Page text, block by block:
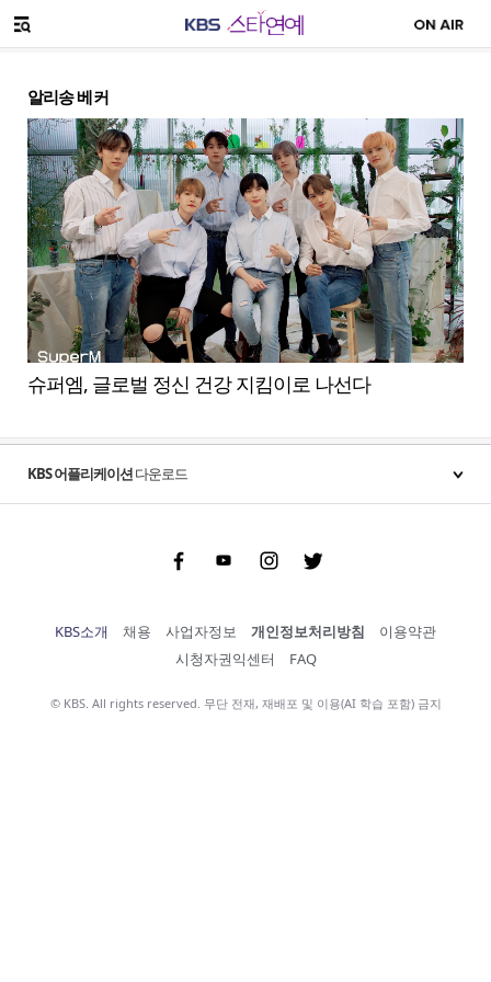
메뉴 열기
알리송 베커
슈퍼엠, 글로벌 정신 건강 지킴이로 나선다
KBS 어플리케이션다운로드
FacebookYoutubeInstgram Twitter
KBS소개 채용 사업자정보 개인정보처리방침
이용약관
시청자권익센터
FAQ
© KBS. All rights reserved. 무단 전재, 재배포 및 이용(AI 학습 포함) 금지